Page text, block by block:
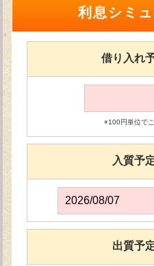
利息シミ
借り入れ
※100円単位で
入質予
出質予